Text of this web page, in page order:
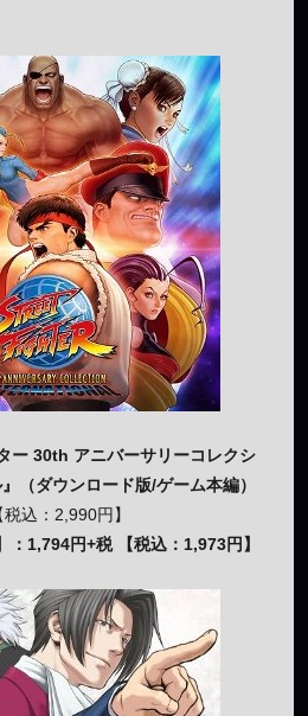
ー 30th アニバーサリーコレクシ
（ダウンロード版/ゲーム本編）
込：2,990円】
1,794円+税 【税込：1,973円】